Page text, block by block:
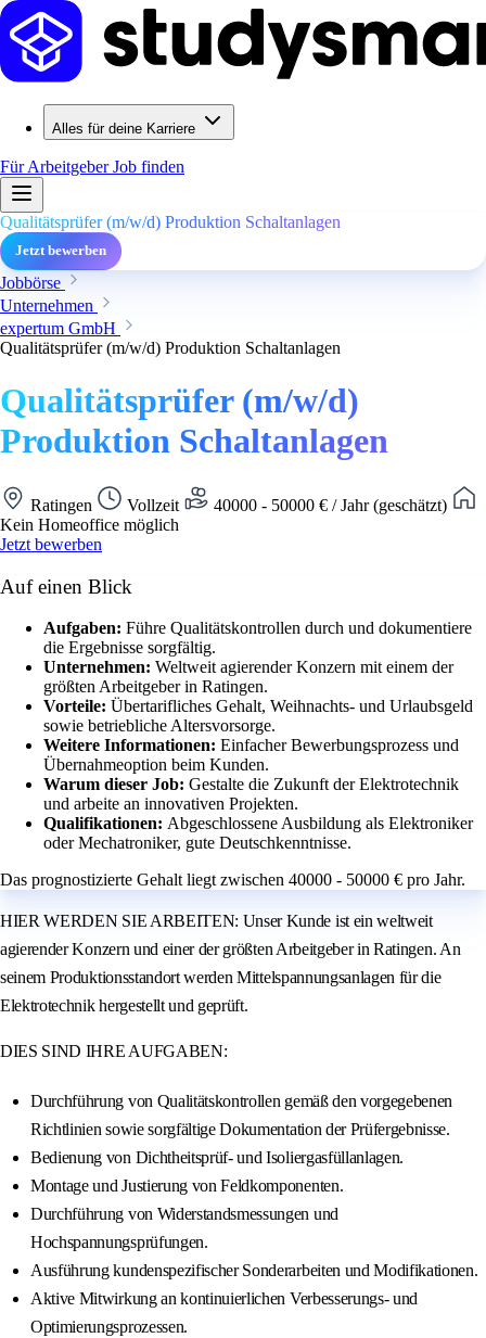
Alles für deine Karriere
Für ArbeitgeberJob finden
Qualitätsprüfer (m/w/d) Produktion Schaltanlagen
Jetzt bewerben
Jobbörse
Unternehmen
expertum GmbH
Qualitätsprüfer (m/w/d) Produktion Schaltanlagen
Qualitätsprüfer (m/w/d)
Produktion Schaltanlagen
Ratingen Vollzeit
40000 - 50000 € / Jahr (geschätzt)
Kein Homeoffice möglich
Jetzt bewerben
Auf einen Blick
Aufgaben: Führe Qualitätskontrollen durch und dokumentiere
die Ergebnisse sorgfältig.
Unternehmen: Weltweit agierender Konzern mit einem der
größten Arbeitgeber in Ratingen.
Vorteile: Übertarifliches Gehalt, Weihnachts- und Urlaubsgeld
sowie betriebliche Altersvorsorge.
Weitere Informationen: Einfacher Bewerbungsprozess und
Übernahmeoption beim Kunden.
Warum dieser Job: Gestalte die Zukunft der Elektrotechnik
und arbeite an innovativen Projekten.
Qualifikationen: Abgeschlossene Ausbildung als Elektroniker
oder Mechatroniker, gute Deutschkenntnisse.
Das prognostizierte Gehalt liegt zwischen 40000 - 50000 € pro Jahr.
HIER WERDEN SIE ARBEITEN: Unser Kunde ist ein weltweit
agierender Konzern und einer der größten Arbeitgeber in Ratingen. An
seinem Produktionsstandort werden Mittelspannungsanlagen für die
Elektrotechnik hergestellt und geprüft.
DIES SIND IHRE AUFGABEN:
Durchführung von Qualitätskontrollen gemäß den vorgegebenen
Richtlinien sowie sorgfältige Dokumentation der Prüfergebnisse.
Bedienung von Dichtheitsprüf- und Isoliergasfüllanlagen.
Montage und Justierung von Feldkomponenten.
Durchführung von Widerstandsmessungen und
Hochspannungsprüfungen.
Ausführung kundenspezifischer Sonderarbeiten und Modifikationen.
Aktive Mitwirkung an kontinuierlichen Verbesserungs- und
Optimierungsprozessen.